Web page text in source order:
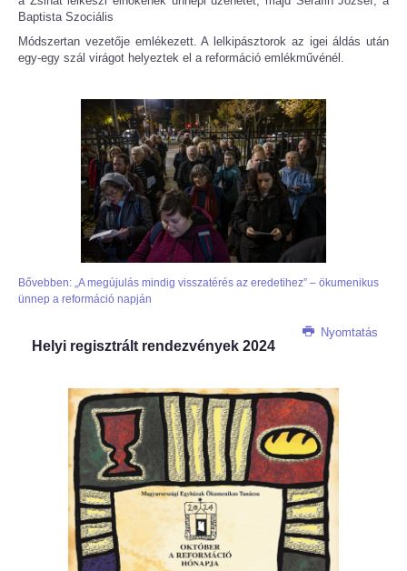
Baptista Szociális
Módszertan vezetője emlékezett. A lelkipásztorok az igei áldás után
egy-egy szál virágot helyeztek el a reformáció emlékművénél.
Bővebben: „A megújulás mindig visszatérés az eredetihez” – ökumenikus
ünnep a reformáció napján
Nyomtatás
Helyi regisztrált rendezvények 2024